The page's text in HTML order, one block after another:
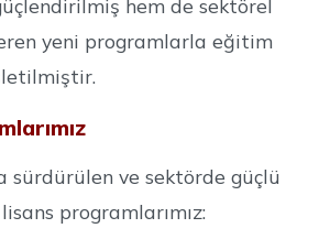
hem de sektörel
yeni programlarla eğitim
sürdürülen ve sektörde güçlü
programlarımız: